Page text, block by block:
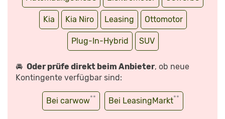
Kia Kia Niro Leasing Ottomotor
Plug-In-Hybrid SUV
🚘 Oder prüfe direkt beim Anbieter, ob neue
Kontingente verfügbar sind:
Bei carwow** Bei LeasingMarkt**